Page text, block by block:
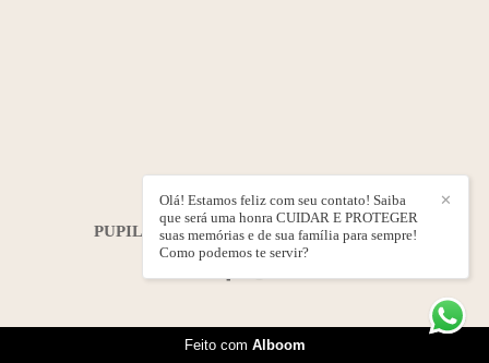
PUPILA ÁLBUNS E FOTOS/CONTATO
✕
Olá! Estamos feliz com seu contato! Saiba
que será uma honra CUIDAR E PROTEGER
suas memórias e de sua família para sempre!
Como podemos te servir?
Feito com Alboom